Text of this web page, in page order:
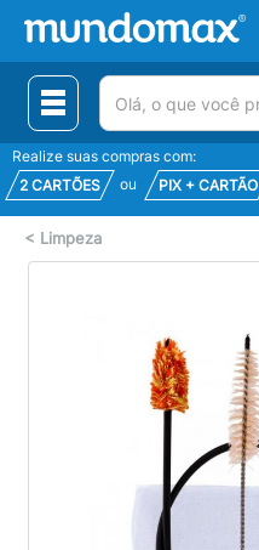
(pesquisar)
Realize suas compras com:
2 CARTÕES
ou PIX + CARTÃO
< Limpeza